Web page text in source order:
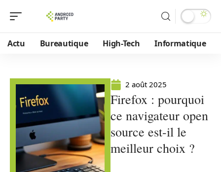
Actu Bureautique High-Tech Informatique
2 août 2025
Firefox : pourquoi
ce navigateur open
source est-il le
meilleur choix ?